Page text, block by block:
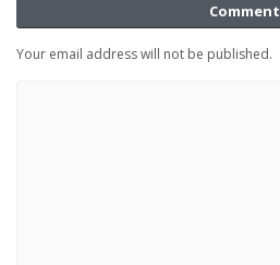
Comment
Your email address will not be published.